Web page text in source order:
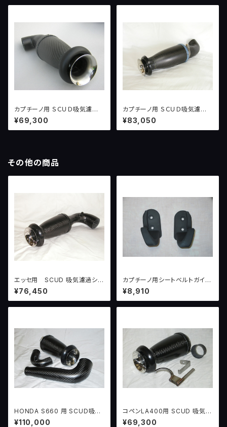
カプチーノ用 ＳＣＵＤ吸気濾過
システム version１ （〜１０
０ＰＳ）
¥69,300
カプチーノ用 ＳＣＵＤ吸気濾過
システム version２ （１００
ＰＳ〜）
¥83,050
その他の商品
エッセ用 SCUD 吸気濾過シス
テム version1 ＋ ＢＯＡ
¥76,450
カプチーノ用シートベルトガイド
（左右セット）
¥8,910
HONDA S660 用 SCUD吸気
濾過システムver.1
¥110,000
コペンLA400用 SCUD 吸気濾
過システムver.1
¥69,300